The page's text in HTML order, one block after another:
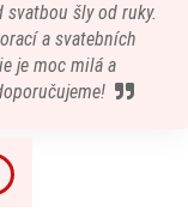
šly od ruky.
a svatebních
je moc milá a